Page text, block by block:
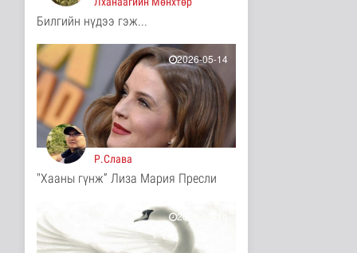
"Онцгой амралт-2026"
реалити шоуны зургийг
авч э..
Нийгэм
7 цаг 3 минутын өмнө
Монгол-Оросын зэвсэгт
хүчний байлдааны
буудлагат..
Нийгэм
7 цаг 5 минутын өмнө
Цагааннуур суманд 23
Нийгэм
7 цаг 10 минутын өмнө
Билгийн нүдээ гэж...
2026-05-14
Р.Слава
"Хааны гүнж” Лиза Мария Пресли
2026-05-14